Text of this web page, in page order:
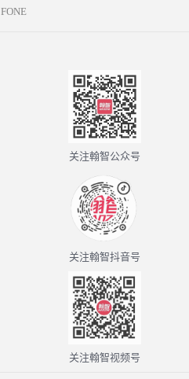
FONE
关注翰智公众号
关注翰智抖音号
关注翰智视频号